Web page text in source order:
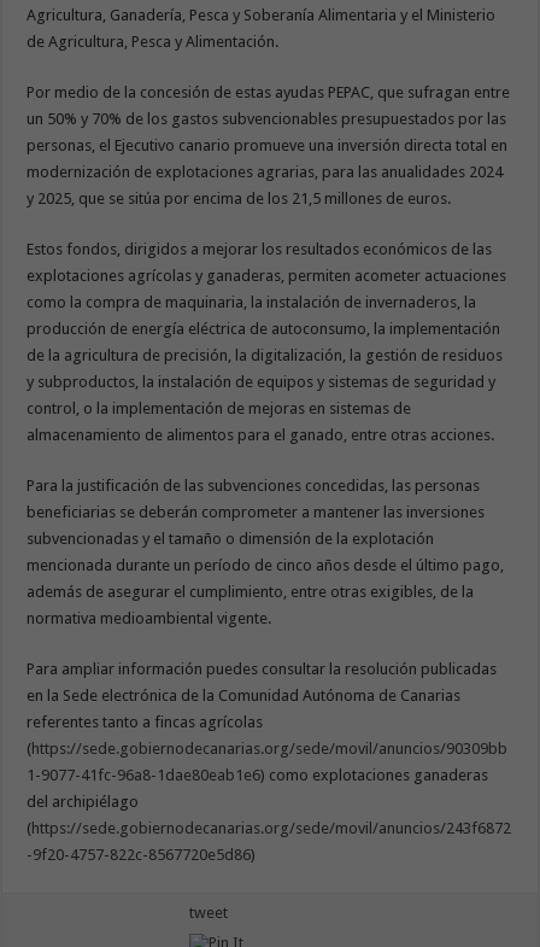
Agricultura, Ganadería, Pesca y Soberanía Alimentaria y el Ministerio
de Agricultura, Pesca y Alimentación.
Por medio de la concesión de estas ayudas PEPAC, que sufragan entre
un 50% y 70% de los gastos subvencionables presupuestados por las
personas, el Ejecutivo canario promueve una inversión directa total en
modernización de explotaciones agrarias, para las anualidades 2024
y 2025, que se sitúa por encima de los 21,5 millones de euros.
Estos fondos, dirigidos a mejorar los resultados económicos de las
explotaciones agrícolas y ganaderas, permiten acometer actuaciones
como la compra de maquinaria, la instalación de invernaderos, la
producción de energía eléctrica de autoconsumo, la implementación
de la agricultura de precisión, la digitalización, la gestión de residuos
y subproductos, la instalación de equipos y sistemas de seguridad y
control, o la implementación de mejoras en sistemas de
almacenamiento de alimentos para el ganado, entre otras acciones.
Para la justificación de las subvenciones concedidas, las personas
beneficiarias se deberán comprometer a mantener las inversiones
subvencionadas y el tamaño o dimensión de la explotación
mencionada durante un período de cinco años desde el último pago,
además de asegurar el cumplimiento, entre otras exigibles, de la
normativa medioambiental vigente.
Para ampliar información puedes consultar la resolución publicadas
en la Sede electrónica de la Comunidad Autónoma de Canarias
referentes tanto a fincas agrícolas
(https://sede.gobiernodecanarias.org/sede/movil/anuncios/90309bb
1-9077-41fc-96a8-1dae80eab1e6) como explotaciones ganaderas
del archipiélago
(https://sede.gobiernodecanarias.org/sede/movil/anuncios/243f6872
-9f20-4757-822c-8567720e5d86)
tweet